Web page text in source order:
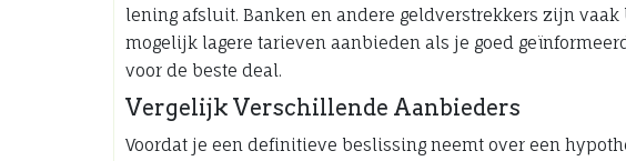
lening afsluit. Banken en andere geldverstrekkers zijn
mogelijk lagere tarieven aanbieden als je goed
voor de beste deal.
Vergelijk Verschillende Aanbieders
Voordat je een definitieve beslissing neemt over een